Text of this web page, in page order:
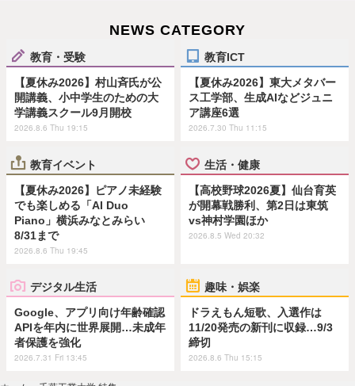
NEWS CATEGORY
教育・受験
【夏休み2026】村山斉氏が公
開講義、小中学生のための大
学講義スクール9月開校
2026.8.6 Thu 19:15
教育ICT
【夏休み2026】東大メタバー
ス工学部、生成AIなどジュニ
ア講座6選
2026.7.30 Thu 11:15
教育イベント
【夏休み2026】ピアノ未経験
でも楽しめる「AI Duo
Piano」横浜みなとみらい
8/31まで
2026.8.6 Thu 19:45
生活・健康
【高校野球2026夏】仙台育英
が開幕戦勝利、第2日は東筑
vs神村学園ほか
2026.8.5 Wed 20:32
デジタル生活
Google、アプリ向け年齢確認
APIを年内に世界展開…未成年
者保護を強化
2026.7.31 Fri 13:45
趣味・娯楽
ドラえもん短歌、入選作は
11/20発売の新刊に収録…9/3
締切
2026.8.6 Thu 15:15